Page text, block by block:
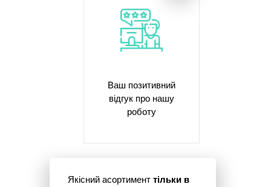
Ваш позитивний
відгук про нашу
роботу
Якісний асортимент тільки в